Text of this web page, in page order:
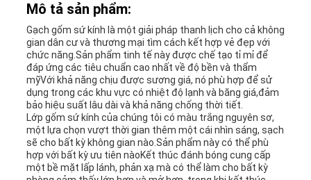
WEB
CHÍNH
SÁCH
BẢO
MẬT
Mô tả sản phẩm:
Gạch gốm sứ kính là một giải pháp thanh lịch cho cả không
gian dân cư và thương mại tìm cách kết hợp vẻ đẹp với
chức năng.Sản phẩm tinh tế này được chế tạo tỉ mỉ để
đáp ứng các tiêu chuẩn cao nhất về độ bền và thẩm
mỹVới khả năng chịu được sương giá, nó phù hợp để sử
dụng trong các khu vực có nhiệt độ lạnh và băng giá,đảm
bảo hiệu suất lâu dài và khả năng chống thời tiết.
Lớp gốm sứ kính của chúng tôi có màu trắng nguyên sơ,
một lựa chọn vượt thời gian thêm một cái nhìn sáng, sạch
sẽ cho bất kỳ không gian nào.Sản phẩm này có thể phù
hợp với bất kỳ ưu tiên nàoKết thúc đánh bóng cung cấp
một bề mặt lấp lánh, phản xạ mà có thể làm cho bất kỳ